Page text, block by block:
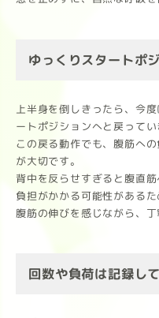
ゆっくりスタートポ
上半身を倒しきったら、今
ートポジションへと戻ってい
この戻る動作でも、腹筋へ
が大切です。
背中を反らせすぎると腹直
負担がかかる可能性があるた
腹筋の伸びを感じながら、
回数や負荷は記録し